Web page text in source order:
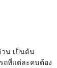
วน เป็นต้น
ถที่แต่ละคนต้อง